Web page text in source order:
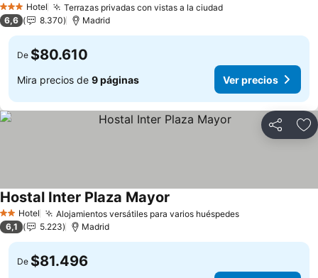
3 Estrellas
Hotel Terrazas privadas con vistas a la ciudad
6,6 8.370 Madrid
De $80.610
Mira precios de 9 páginas Ver precios
Compartir
2 Estrellas
Hotel Alojamientos versátiles para varios huéspedes
Hostal Inter Plaza Mayor
6,1 5.223 Madrid
De $81.496